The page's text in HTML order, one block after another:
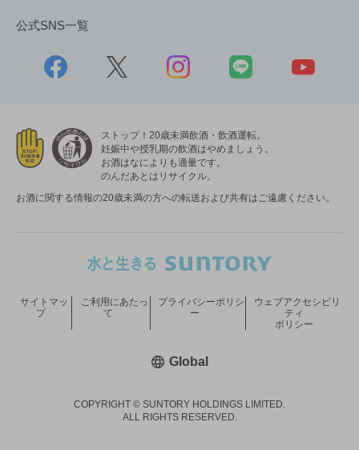
公式SNS一覧
ストップ！20歳未満飲酒・飲酒運転。
妊娠中や授乳期の飲酒はやめましょう。
お酒はなによりも適量です。
のんだあとはリサイクル。
お酒に関する情報の20歳未満の方への転送および共有はご遠慮ください。
COPYRIGHT © SUNTORY HOLDINGS LIMITED.
ALL RIGHTS RESERVED.
サイトマッ
プ
ご利用にあたっ
て
プライバシーポリシ
ー
ウェブアクセシビリ
ティ
ポリシー
Global新しいウィンドウで開く